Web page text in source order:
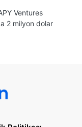
Ventures
2 milyon dolar